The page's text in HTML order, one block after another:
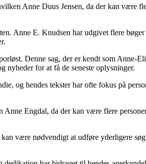
Anne Duus Jensen, da der kan være
Anne E. Knudsen har udgivet flere
Denne sag, der er kendt som Anne-
for at få de seneste oplysninger.
og hendes tekster har ofte fokus på
Engdal, da der kan være flere
være nødvendigt at udføre yderligere